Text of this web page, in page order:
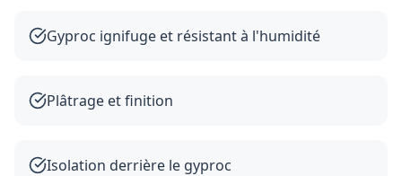
Gyproc ignifuge et résistant à l'humidité
Plâtrage et finition
Isolation derrière le gyproc